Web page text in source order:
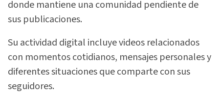
donde mantiene una comunidad pendiente de
sus publicaciones.
Su actividad digital incluye videos relacionados
con momentos cotidianos, mensajes personales y
diferentes situaciones que comparte con sus
seguidores.